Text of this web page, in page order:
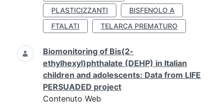
PLASTICIZZANTI
BISFENOLO A
FTALATI
TELARCA PREMATURO
Biomonitoring of Bis(2-
ethylhexyl)phthalate (DEHP) in Italian
children and adolescents: Data from LIFE
PERSUADED project
Contenuto Web